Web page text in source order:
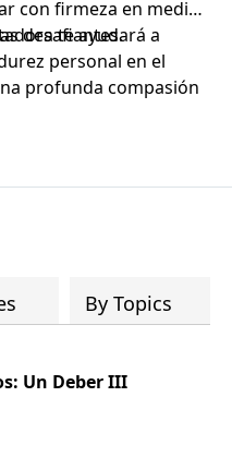
con firmeza en medio
desafiantes.
te ayudará a
personal en el
profunda compasión
By Topics
Un Deber III